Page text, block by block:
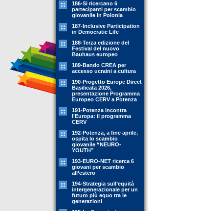
186-Si ricercano 6
partecipanti per scambio
giovanile in Polonia
187-Inclusive Participation
in Democratic Life
188-Terza edizione del
Festival del nuovo
Bauhaus europeo
189-Bando CREA per
accesso ucraini a cultura
190-Progetto Europe Direct
Basilicata 2026,
presentazione Programma
Europeo CERV a Potenza
191-Potenza incontra
l'Europa: il programma
CERV
192-Potenza, a fine aprile,
ospita lo scambio
giovanile “NEURO-
YOUTH”
193-EURO-NET ricerca 6
giovani per scambio
all’estero
194-Strategia sull’equità
intergenerazionale per un
futuro più equo tra le
generazioni